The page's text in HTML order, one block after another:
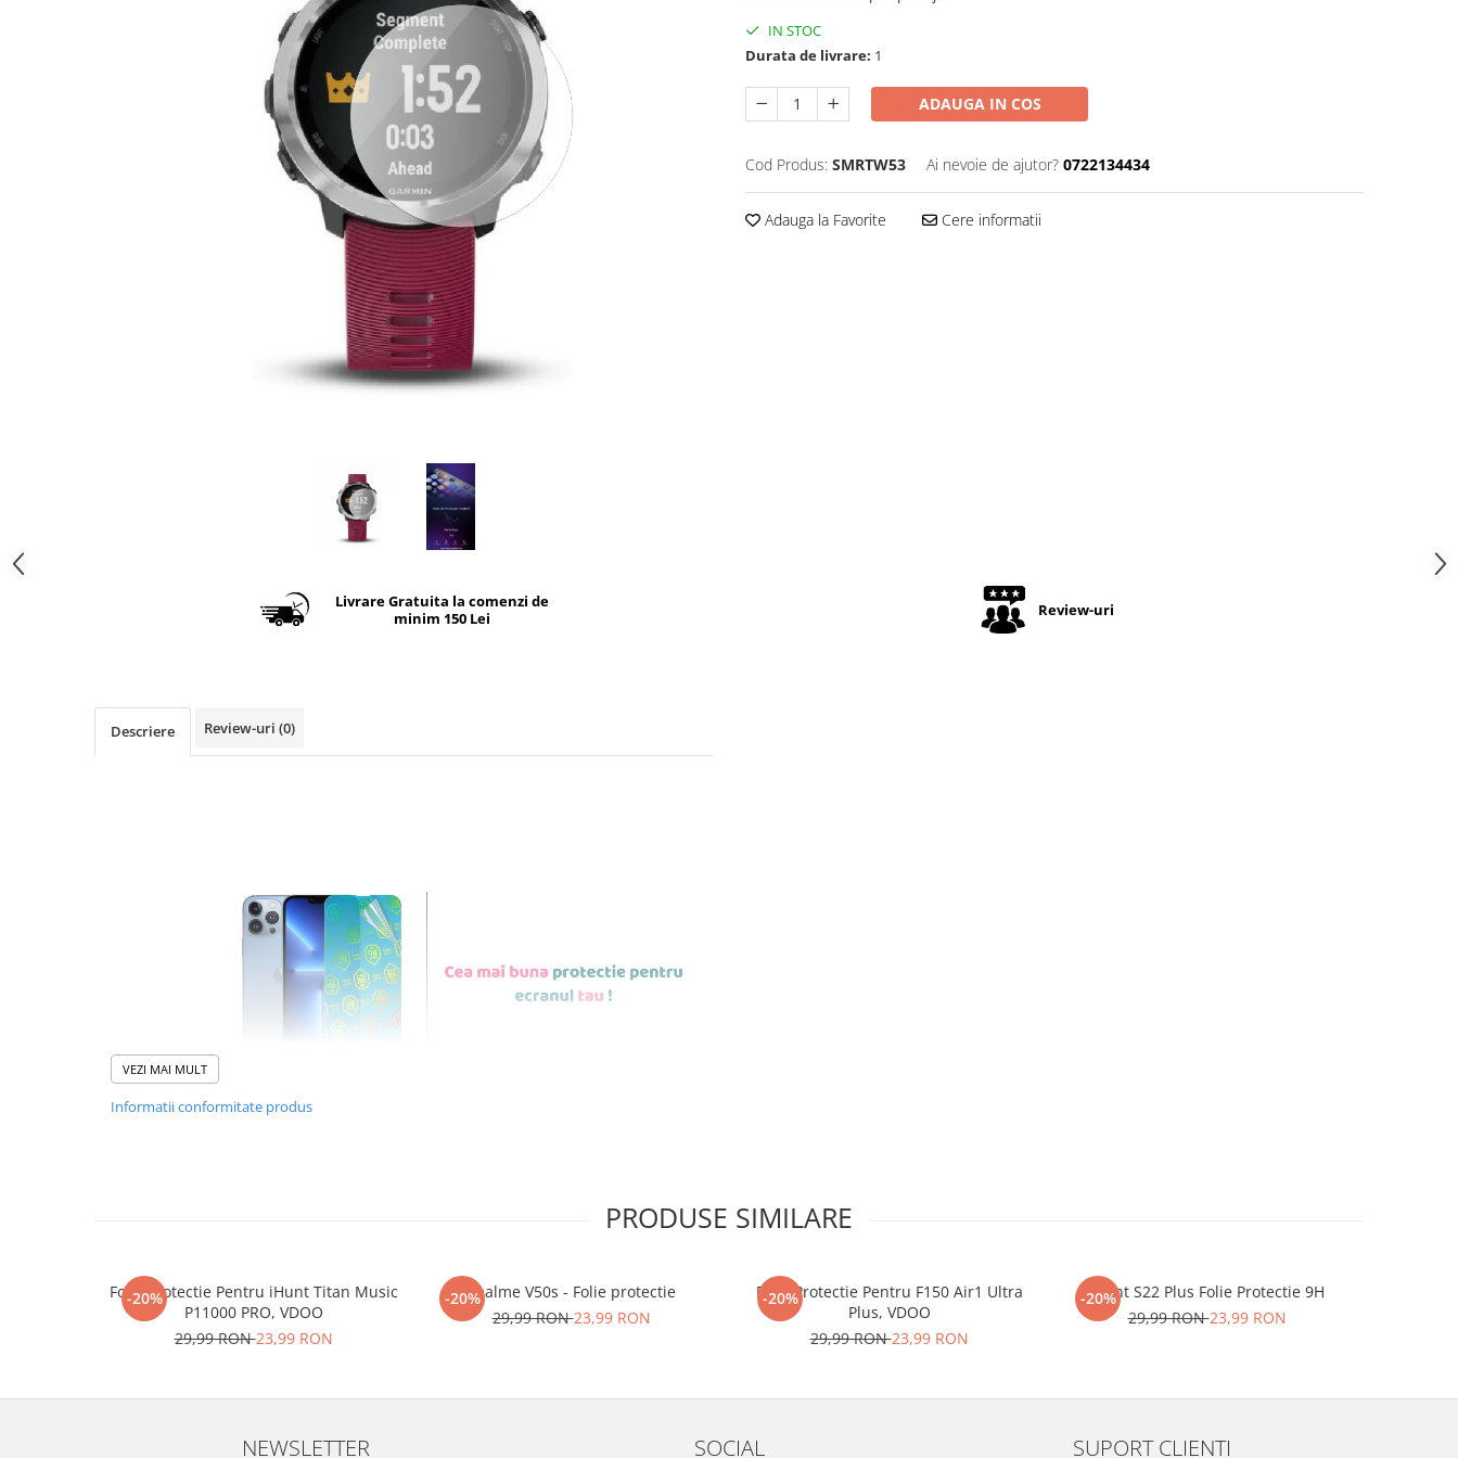
IN STOC
Durata de livrare: 1
ADAUGA IN COS
Cod Produs: SMRTW53 Ai nevoie de ajutor? 0722134434
Adauga la Favorite Cere informatii
Livrare Gratuita la comenzi de
minim 150 Lei
Review-uri
Descriere Review-uri (0)
usor de aplicatsi le
Materialul folosit in producerea foliilor NU
este sticla pe care o stim cu totii, ci este
Nano Glass
mii de cioburi ascutite si periculoase.
VEZI MAI MULT
Informatii conformitate produs
PRODUSE SIMILARE
-20%
Folie Protectie Pentru iHunt Titan Music
P11000 PRO, VDOO
29,99 RON23,99 RON
-20%Realme V50s - Folie protectie
29,99 RON23,99 RON
-20%
Folie Protectie Pentru F150 Air1 Ultra
Plus, VDOO
29,99 RON23,99 RON
-20%
iHunt S22 Plus Folie Protectie 9H
29,99 RON23,99 RON
NEWSLETTER SOCIAL SUPORT CLIENTI